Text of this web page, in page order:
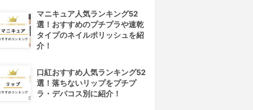
マニキュア人気ランキング52
選！おすすめのプチプラや速乾
タイプのネイルポリッシュを紹
介！
口紅おすすめ人気ランキング52
選！落ちないリップをプチプ
ラ・デパコス別に紹介！